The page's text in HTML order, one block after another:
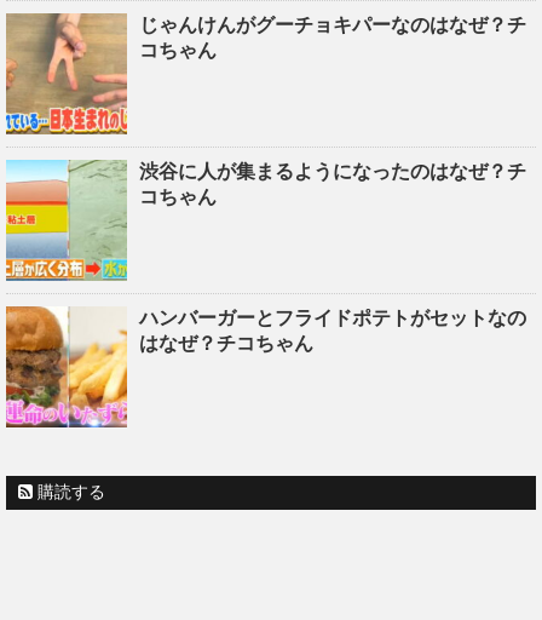
じゃんけんがグーチョキパーなのはなぜ？チ
コちゃん
渋谷に人が集まるようになったのはなぜ？チ
コちゃん
ハンバーガーとフライドポテトがセットなの
はなぜ？チコちゃん
購読する